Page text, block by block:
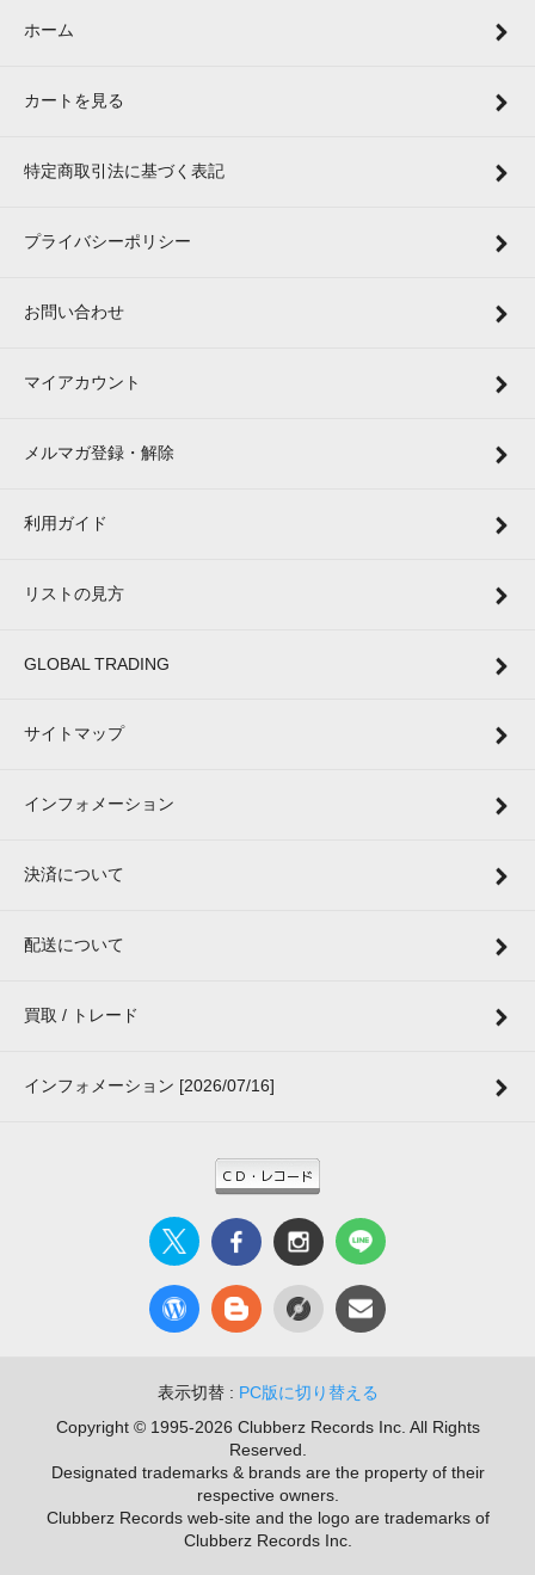
ホーム
カートを見る
特定商取引法に基づく表記
プライバシーポリシー
お問い合わせ
マイアカウント
メルマガ登録・解除
利用ガイド
リストの見方
GLOBAL TRADING
サイトマップ
インフォメーション
決済について
配送について
買取 / トレード
インフォメーション [2026/07/16]
表示切替 : PC版に切り替える
Copyright © 1995-2026 Clubberz Records Inc. All Rights
Reserved.
Designated trademarks & brands are the property of their
respective owners.
Clubberz Records web-site and the logo are trademarks of
Clubberz Records Inc.